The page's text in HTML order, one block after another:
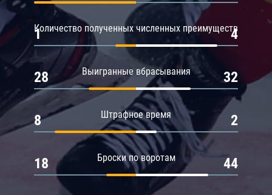
Количество полученных численных преимуществ
1 4
Выигранные вбрасывания
28 32
Штрафное время
8 2
Броски по воротам
18 44